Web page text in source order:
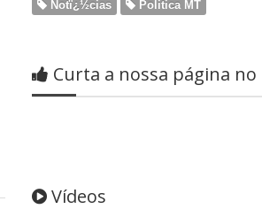
Notï¿½cias Politica MT
Curta a nossa página no
Vídeos